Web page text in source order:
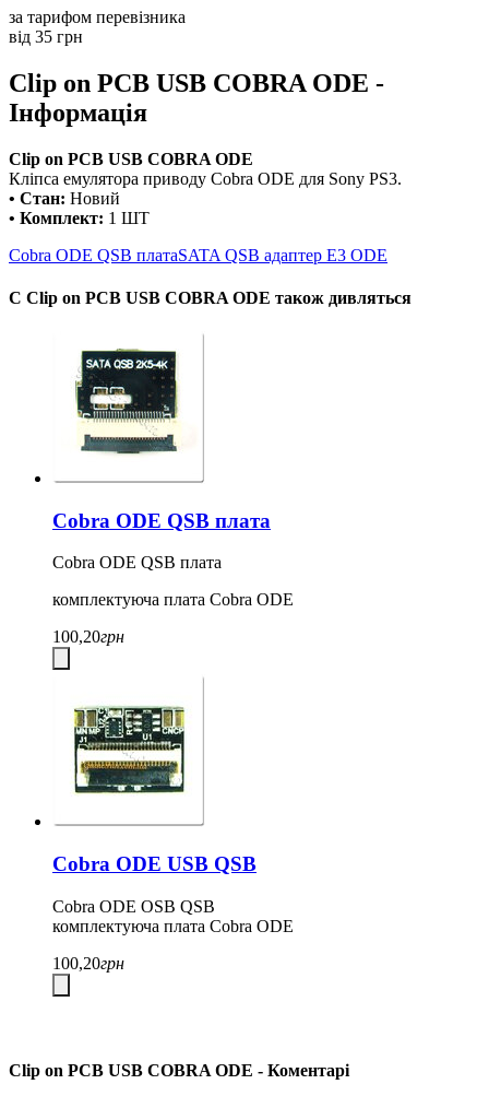
за тарифом перевізника
від 35 грн
Clip on PCB USB COBRA ODE -
Інформація
Clip on PCB USB COBRA ODE
Кліпса емулятора приводу Cobra ODE для Sony PS3.
• Стан: Новий
• Комплект: 1 ШТ
Cobra ODE QSB платаSATA QSB адаптер E3 ODE
С Clip on PCB USB COBRA ODE також дивляться
Cobra ODE QSB плата
Cobra ODE QSB плата
комплектуюча плата Cobra ODE
100,20грн
Cobra ODE USB QSB
Cobra ODE OSB QSB
комплектуюча плата Cobra ODE
100,20грн
Clip on PCB USB COBRA ODE - Коментарі